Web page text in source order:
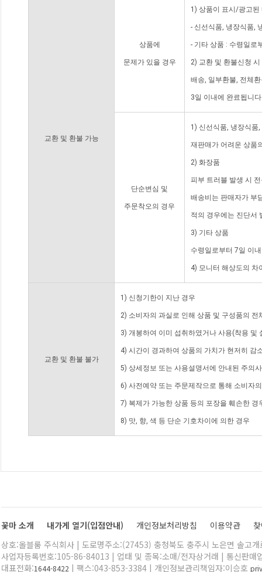
교환 및 환불 가능
상품에
문제가 있을 경우
1) 상품이 표시/광고된
- 신선식품, 냉장식품,
- 기타 상품 : 수령일로
2) 교환 및 환불신청
배송, 일부환불, 전체
3일 이내에 완료됩니
단순변심 및
주문착오의 경우
1) 신선식품, 냉장식품
재판매가 어려운 상품
2) 화장품
피부 트러블 발생 시
배송비는 판매자가 부
적의 경우에는 진단서
3) 기타 상품
수령일로부터 7일 이
4) 모니터 해상도의 차
교환 및 환불 불가
1) 신청기한이 지난 경우
2) 소비자의 과실로 인해 상품 및 구성품의
3) 개봉하여 이미 섭취하였거나 사용(착용 및
4) 시간이 경과하여 상품의 가치가 현저히 감
5) 상세정보 또는 사용설명서에 안내된 주의
6) 사전예약 또는 주문제작으로 통해 소비자
7) 복제가 가능한 상품 등의 포장을 훼손한 경
8) 맛, 향, 색 등 단순 기호차이에 의한 경우
꽃마 소개 내가게 열기(입점안내) 개인정보처리방침 이용약관
상호:올블룸 주식회사 | 도로명주소:(27453) 충청북도 충주시 노은면 솔고
사업자등록번호:105-86-84013 | 업태 및 종목:소매/전자상거래 | 통신판매
대표전화:1644-8422 | 팩스:043-853-3384 | 개인정보관리책임자:이승호